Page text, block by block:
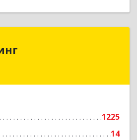
1225
14
край, Владивосток г,